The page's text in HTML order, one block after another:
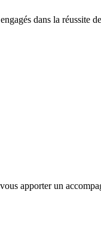
dans la réussite
apporter un